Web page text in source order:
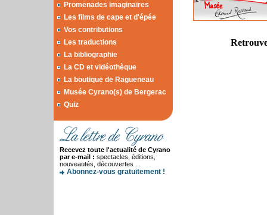
Promenades imaginaires
Les films de cape et d'épée
Vos contributions
Les traductions
La bibliographie
La CD et vidéothèque
La boutique de Ragueneau
Musée Cyrano(s) de Bergerac
Quiz
Recevez toute l'actualité de Cyrano
par e-mail : spectacles, éditions,
nouveautés, découvertes ...
Abonnez-vous gratuitement !